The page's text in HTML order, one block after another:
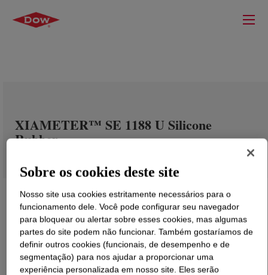
XIAMETER™ SE 1188 U Silicone
Rubber
Sobre os cookies deste site
Nosso site usa cookies estritamente necessários para o
funcionamento dele. Você pode configurar seu navegador
para bloquear ou alertar sobre esses cookies, mas algumas
partes do site podem não funcionar. Também gostaríamos de
definir outros cookies (funcionais, de desempenho e de
segmentação) para nos ajudar a proporcionar uma
experiência personalizada em nosso site. Eles serão